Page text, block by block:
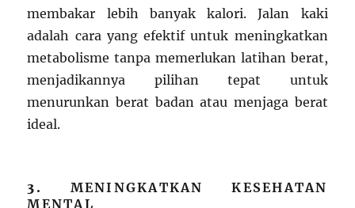
membakar lebih banyak kalori. Jalan kaki
adalah cara yang efektif untuk meningkatkan
metabolisme tanpa memerlukan latihan berat,
menjadikannya pilihan tepat untuk
menurunkan berat badan atau menjaga berat
ideal.
3. MENINGKATKAN KESEHATAN
MENTAL